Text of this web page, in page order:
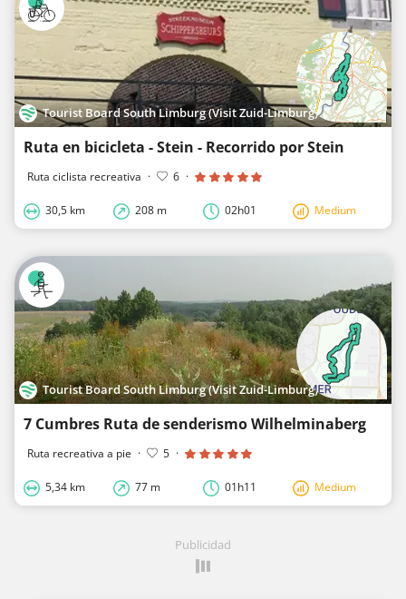
Tourist Board South Limburg (Visit Zuid-Limburg)
Ruta en bicicleta - Stein - Recorrido por Stein
Ruta ciclista recreativa · 6 ·
30,5 km 208 m 02h01 Medium
Tourist Board South Limburg (Visit Zuid-Limburg)
7 Cumbres Ruta de senderismo Wilhelminaberg
Ruta recreativa a pie · 5 ·
5,34 km 77 m 01h11 Medium
Publicidad